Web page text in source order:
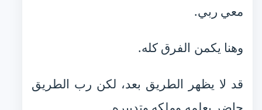
معي ربي.
وهنا يكمن الفرق كله.
قد لا يظهر الطريق بعد، لكن رب الطريق